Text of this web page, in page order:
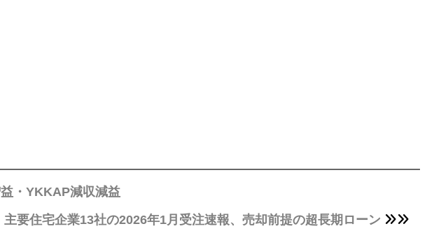
・YKKAP減収減益
主要住宅企業13社の2026年1月受注速報、売却前提の超長期ローン